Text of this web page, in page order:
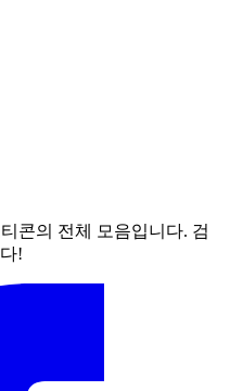
콘의 전체 모음입니다. 검
!